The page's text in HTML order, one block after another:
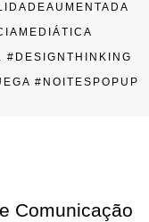
#DESIGNTHINKING
#NOITESPOPUP
Comunicação